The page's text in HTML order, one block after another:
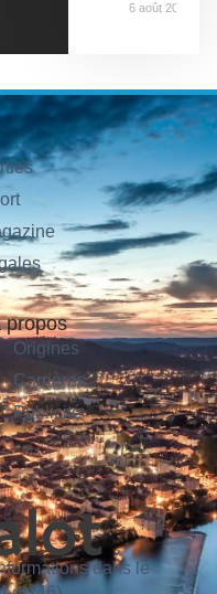
6 août 2026
propos
Origines
Carrières
Publicité
dans le